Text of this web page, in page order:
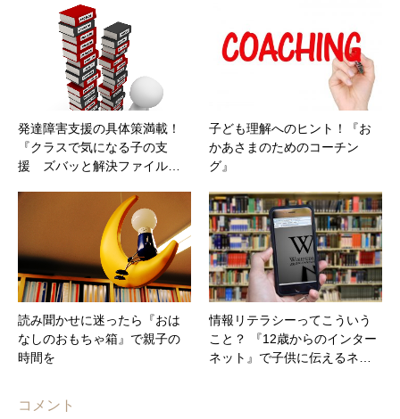
発達障害支援の具体策満載！
『クラスで気になる子の支
援 ズバッと解決ファイル…
子ども理解へのヒント！『お
かあさまのためのコーチン
グ』
読み聞かせに迷ったら『おは
なしのおもちゃ箱』で親子の
時間を
情報リテラシーってこういう
こと？ 『12歳からのインター
ネット』で子供に伝えるネ…
コメント